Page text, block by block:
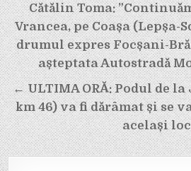
în
articole
Cătălin Toma:
Vrancea, pe Coașa (Lepșa-
drumul expres Focșani-
așteptata Autostradă
← ULTIMA ORĂ: Podul de la
km 46) va fi dărâmat și se
același